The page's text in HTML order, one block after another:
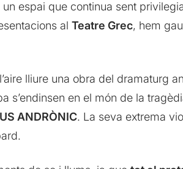
un espai que continua sent
al Teatre Grec, hem
lliure una obra del dramaturg
s’endinsen en el món de la
ANDRÒNIC. La seva extrema